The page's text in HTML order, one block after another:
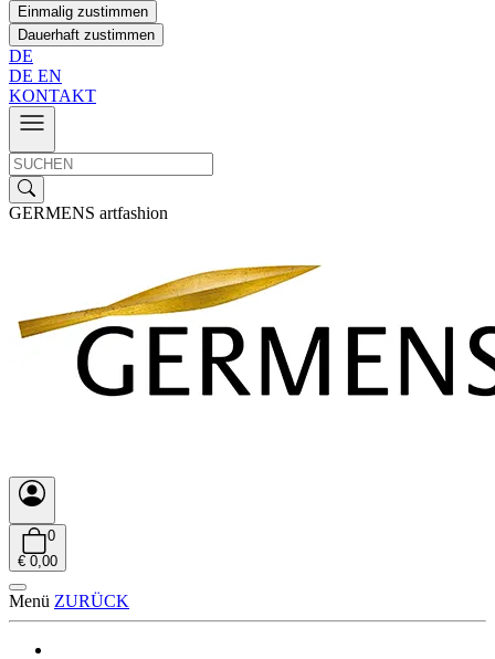
Einmalig zustimmen
Dauerhaft zustimmen
DE
DE EN
KONTAKT
GERMENS artfashion
0
€ 0,00
Menü ZURÜCK